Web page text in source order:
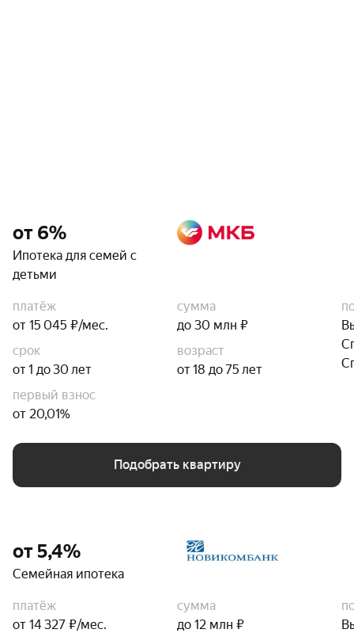
от 6%
Ипотека для семей с
детьми
платёж
от 15 045 ₽/мес.
сумма
до 30 млн ₽
срок
от 1 до 30 лет
возраст
от 18 до 75 лет
первый взнос
от 20,01%
Подобрать квартиру
от 5,4%
Семейная ипотека
платёж
от 14 327 ₽/мес.
сумма
до 12 млн ₽